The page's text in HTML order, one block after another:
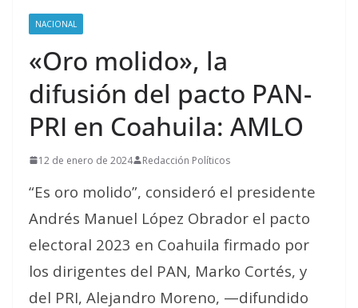
NACIONAL
«Oro molido», la
difusión del pacto PAN-
PRI en Coahuila: AMLO
12 de enero de 2024 Redacción Políticos
“Es oro molido”, consideró el presidente
Andrés Manuel López Obrador el pacto
electoral 2023 en Coahuila firmado por
los dirigentes del PAN, Marko Cortés, y
del PRI, Alejandro Moreno, —difundido